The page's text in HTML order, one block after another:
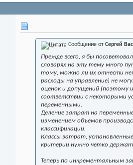
Сообщение от Сергей
Прежде всего, я бы
словарях на эту тему много
тому, можно ли их отнести
расходы на управление) не
оценок и допущений (поэтому
соответствии с некоторыми
переменными.
Деление затрат на
изменением объемов
классификации.
Классы затрат,
критерии нужно четко
Теперь по инкрементальным